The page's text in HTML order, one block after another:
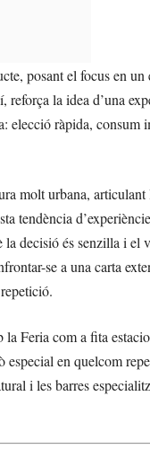
posant el focus en un
la idea d’una
elecció ràpida,
molt urbana, articulant
tendència
la decisió és senzilla i el
se a una carta
Feria com a fita
en quelcom
i les barres